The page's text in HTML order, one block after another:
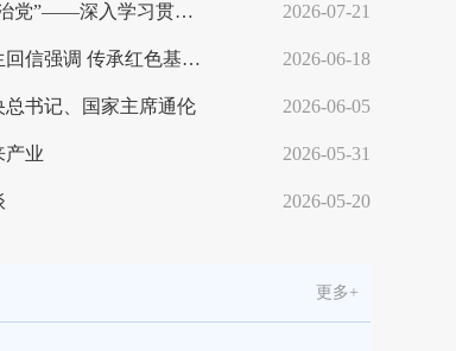
“必须持之以恒推进全面从严治党”——深入学习贯彻习近平总书记在庆祝中国共产党成立105周年大会上重要讲话系列述评之十六 2026-07-21
习近平给新华社老党员张连生回信强调 传承红色基因 在新征程上书写优异答卷 2026-06-18
书记、国家主席通伦 2026-06-05
产业 2026-05-31
2026-05-20
更多+